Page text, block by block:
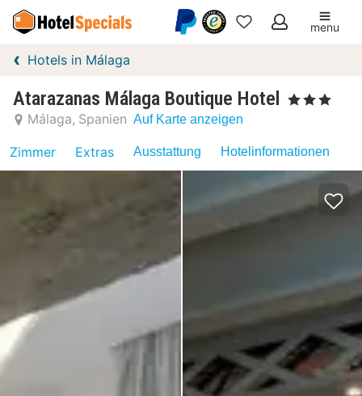
Meine
menu
Hotels in Málaga
Atarazanas Málaga Boutique Hotel , 3 Sterne
Málaga Spanien Auf Karte anzeigen
Zimmer Extras Ausstattung Hotelinformationen